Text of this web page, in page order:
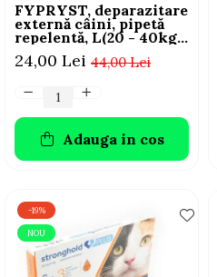
FYPRYST, deparazitare
externă câini, pipetă
repelentă, L(20 - 40kg),
1 buc
44,00 Lei
24,00 Lei
Adauga in cos
-19%
NOU